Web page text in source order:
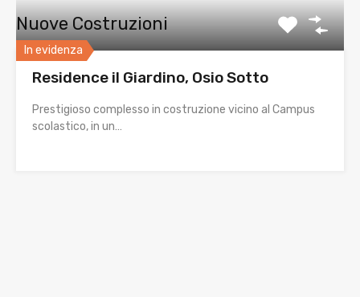
Nuove Costruzioni
In evidenza
Residence il Giardino, Osio Sotto
Prestigioso complesso in costruzione vicino al Campus
scolastico, in un…